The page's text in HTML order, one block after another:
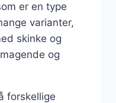
er en type
varianter,
skinke og
og
forskellige